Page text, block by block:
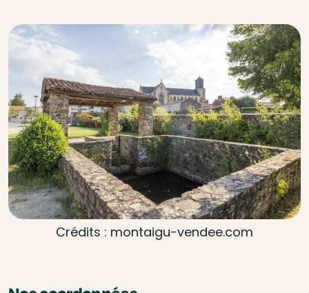
Crédits : montaigu-vendee.com